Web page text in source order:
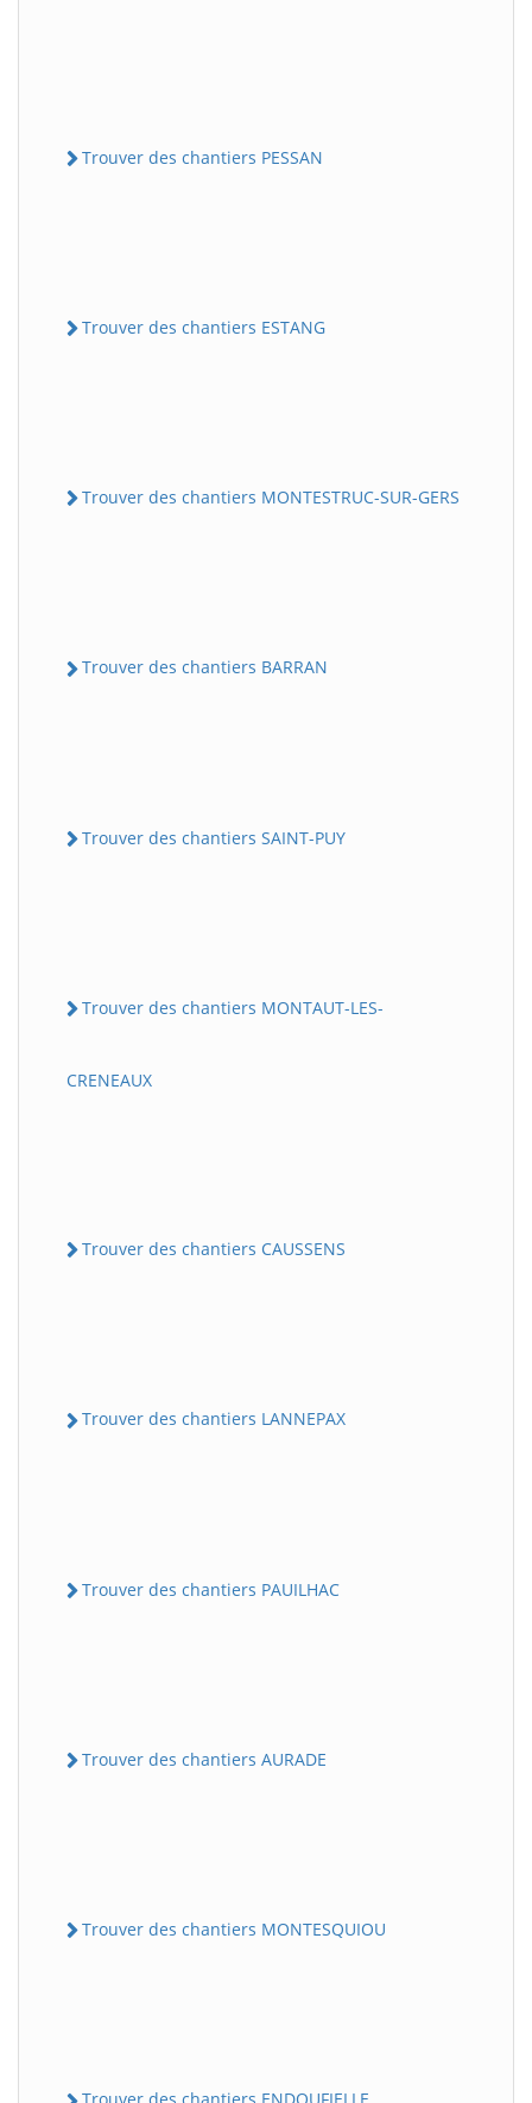
Trouver des chantiers PESSAN
Trouver des chantiers ESTANG
Trouver des chantiers MONTESTRUC-SUR-GERS
Trouver des chantiers BARRAN
Trouver des chantiers SAINT-PUY
Trouver des chantiers MONTAUT-LES-
CRENEAUX
Trouver des chantiers CAUSSENS
Trouver des chantiers LANNEPAX
Trouver des chantiers PAUILHAC
Trouver des chantiers AURADE
Trouver des chantiers MONTESQUIOU